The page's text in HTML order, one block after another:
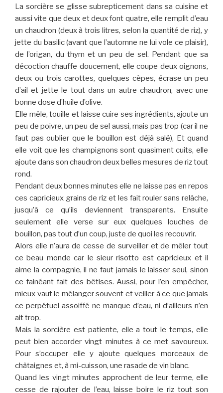
La sorcière se glisse subrepticement dans sa cuisine et
aussi vite que deux et deux font quatre, elle remplit d’eau
un chaudron (deux à trois litres, selon la quantité de riz), y
jette du basilic (avant que l’automne ne lui vole ce plaisir),
de l’origan, du thym et un peu de sel. Pendant que sa
décoction chauffe doucement, elle coupe deux oignons,
deux ou trois carottes, quelques cèpes, écrase un peu
d’ail et jette le tout dans un autre chaudron, avec une
bonne dose d’huile d’olive.
Elle mêle, touille et laisse cuire ses ingrédients, ajoute un
peu de poivre, un peu de sel aussi, mais pas trop (car il ne
faut pas oublier que le bouillon est déjà salé), Et quand
elle voit que les champignons sont quasiment cuits, elle
ajoute dans son chaudron deux belles mesures de riz tout
rond.
Pendant deux bonnes minutes elle ne laisse pas en repos
ces capricieux grains de riz et les fait rouler sans relâche,
jusqu’à ce qu’ils deviennent transparents. Ensuite
seulement elle verse sur eux quelques louches de
bouillon, pas tout d’un coup, juste de quoi les recouvrir.
Alors elle n’aura de cesse de surveiller et de mêler tout
ce beau monde car le sieur risotto est capricieux et il
aime la compagnie, il ne faut jamais le laisser seul, sinon
ce fainéant fait des bêtises. Aussi, pour l’en empêcher,
mieux vaut le mélanger souvent et veiller à ce que jamais
ce perpétuel assoiffé ne manque d’eau, ni d’ailleurs n’en
ait trop.
Mais la sorcière est patiente, elle a tout le temps, elle
peut bien accorder vingt minutes à ce met savoureux.
Pour s’occuper elle y ajoute quelques morceaux de
châtaignes et, à mi-cuisson, une rasade de vin blanc.
Quand les vingt minutes approchent de leur terme, elle
cesse de rajouter de l’eau, laisse boire le riz tout son